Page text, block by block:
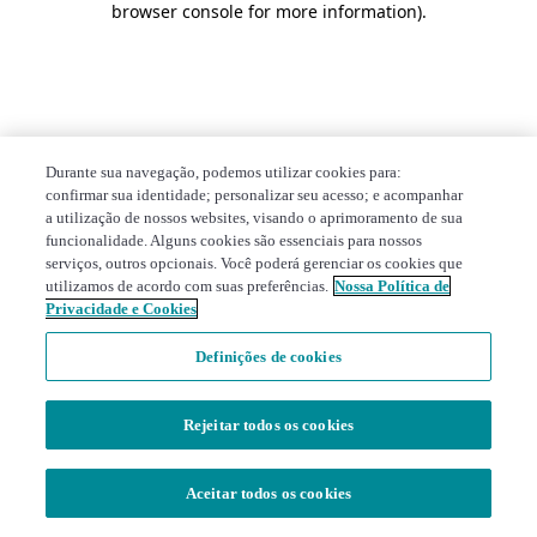
browser console for more information).
Durante sua navegação, podemos utilizar cookies para:
confirmar sua identidade; personalizar seu acesso; e acompanhar
a utilização de nossos websites, visando o aprimoramento de sua
funcionalidade. Alguns cookies são essenciais para nossos
serviços, outros opcionais. Você poderá gerenciar os cookies que
utilizamos de acordo com suas preferências. Nossa Política de
Privacidade e Cookies
Definições de cookies
Rejeitar todos os cookies
Aceitar todos os cookies